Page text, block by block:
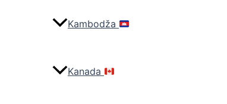
Kambodža
Kanada